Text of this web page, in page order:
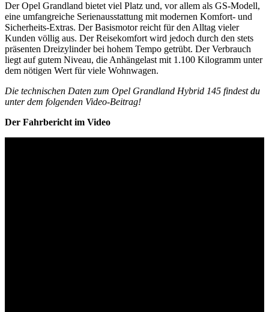
Der Opel Grandland bietet viel Platz und, vor allem als GS-Modell,
eine umfangreiche Serienausstattung mit modernen Komfort- und
Sicherheits-Extras. Der Basismotor reicht für den Alltag vieler
Kunden völlig aus. Der Reisekomfort wird jedoch durch den stets
präsenten Dreizylinder bei hohem Tempo getrübt. Der Verbrauch
liegt auf gutem Niveau, die Anhängelast mit 1.100 Kilogramm unter
dem nötigen Wert für viele Wohnwagen.
Die technischen Daten zum Opel Grandland Hybrid 145 findest du
unter dem folgenden Video-Beitrag!
Der Fahrbericht im Video